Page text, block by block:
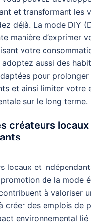
et transformant les
déjà. La mode DIY
manière d’exprimer
votre
adoptez aussi des
pour
et ainsi limiter votre
sur le long terme.
créateurs locaux
locaux et
de la mode
à valoriser
créer des emplois de
environnemental